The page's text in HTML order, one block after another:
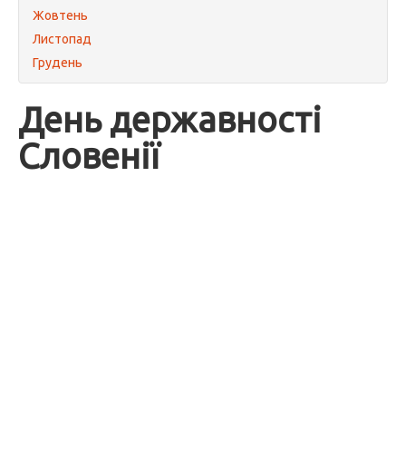
Жовтень
Листопад
Грудень
День державності
Словенії